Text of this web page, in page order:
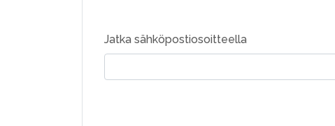
Jatka sähköpostiosoitteella